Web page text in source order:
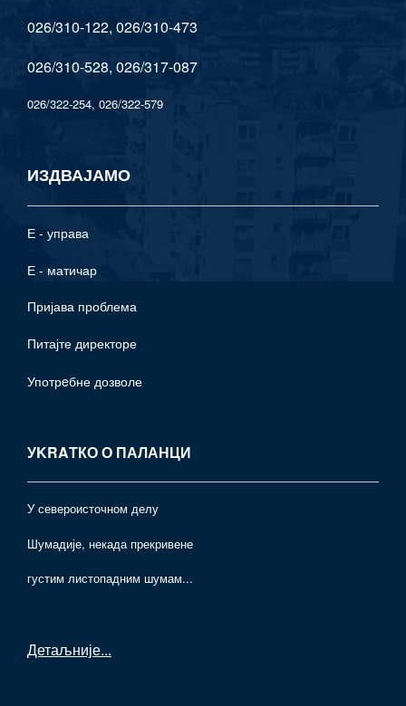
026/310-122, 026/310-473
026/310-528, 026/317-087
026/322-254, 026/322-579
ИЗДВАЈАМО
Е - управа
Е - матичар
Пријава проблема
Питајте директоре
Употрeбне дозволе
УKRAТКО О ПАЛАНЦИ
У североисточном делу
Шумадије, некада прекривене
густим листопадним шумам...
Детаљније...